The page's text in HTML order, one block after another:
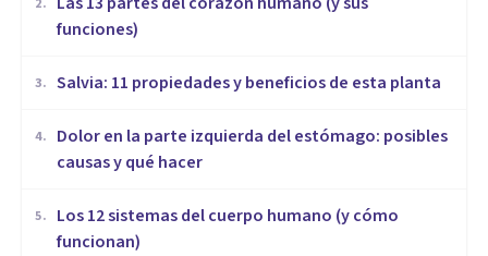
2.
funciones)
3. Salvia: 11 propiedades y beneficios de esta planta
4.
Dolor en la parte izquierda del estómago: posibles
causas y qué hacer
5.
Los 12 sistemas del cuerpo humano (y cómo
funcionan)